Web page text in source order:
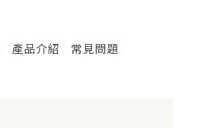
產品介紹 常見問題